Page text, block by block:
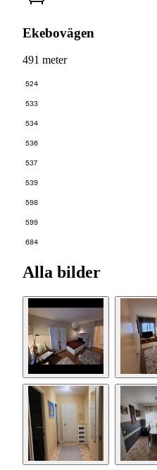
Ekebovägen
491 meter
524
533
534
536
537
539
598
599
684
Alla bilder